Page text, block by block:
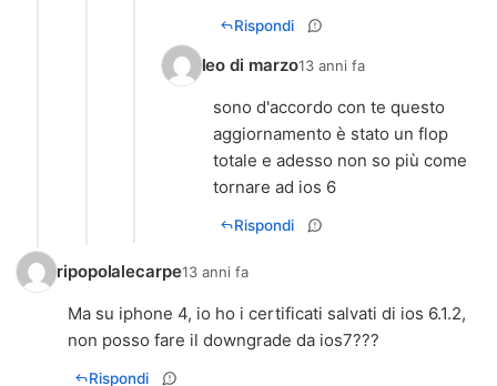
Rispondi
leo di marzo13 anni fa
sono d'accordo con te questo
aggiornamento è stato un flop
totale e adesso non so più come
tornare ad ios 6
Rispondi
ripopolalecarpe13 anni fa
Ma su iphone 4, io ho i certificati salvati di ios 6.1.2,
non posso fare il downgrade da ios7???
Rispondi